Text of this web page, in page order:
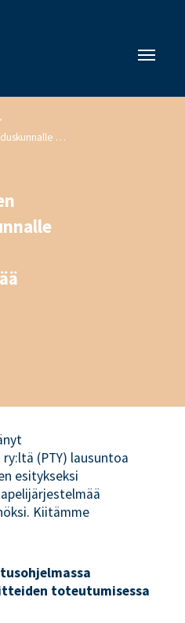
Luonnos hallituksen esitykseksi eduskunnalle uutta rahapelijärjestelmää koskevaksi lainsäädännöksi
(PTY) lausuntoa
esitykseksi
Kiitämme
toteutumisessa